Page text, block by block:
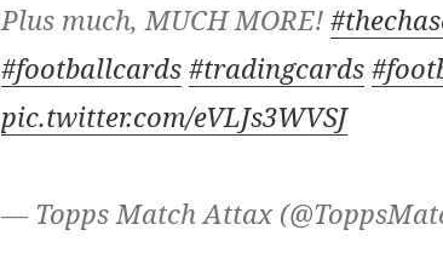
Plus much, MUCH MORE!
#footballcards #tradingcards
pic.twitter.com/eVLJs3WVSJ
— Topps Match Attax